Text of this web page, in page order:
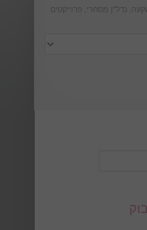
נדל''ן מסחרי, פרוייקטים